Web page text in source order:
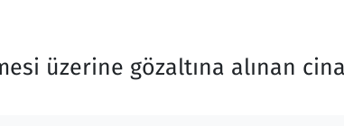
üzerine gözaltına alınan